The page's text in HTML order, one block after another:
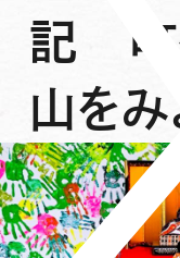
記 町
山をみ